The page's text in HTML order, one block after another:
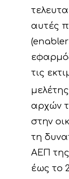
αυτές
τις
μελέτης
αρχών
στην
τη
ΑΕΠ της
έως το